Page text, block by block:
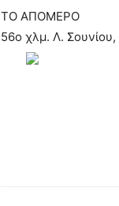
ΤΟ ΑΠΟΜΕΡΟ
56ο χλμ. Λ.